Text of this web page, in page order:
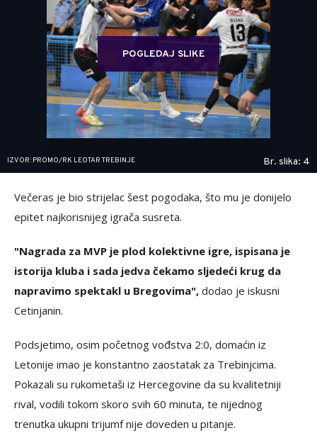
POGLEDAJ SLIKE
IZVOR: PROMO/RK LEOTAR TREBINJE Br. slika: 4
Večeras je bio strijelac šest pogodaka, što mu je donijelo
epitet najkorisnijeg igrača susreta.
"Nagrada za MVP je plod kolektivne igre, ispisana je
istorija kluba i sada jedva čekamo sljedeći krug da
napravimo spektakl u Bregovima", dodao je iskusni
Cetinjanin.
Podsjetimo, osim početnog vođstva 2:0, domaćin iz
Letonije imao je konstantno zaostatak za Trebinjcima.
Pokazali su rukometaši iz Hercegovine da su kvalitetniji
rival, vodili tokom skoro svih 60 minuta, te nijednog
trenutka ukupni trijumf nije doveden u pitanje.